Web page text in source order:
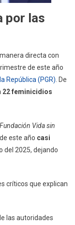
por las
directa con
de este año
República (PGR) . De
22 feminicidios
Fundación Vida sin
este año casi
del 2025, dejando
críticos que explican
las autoridades